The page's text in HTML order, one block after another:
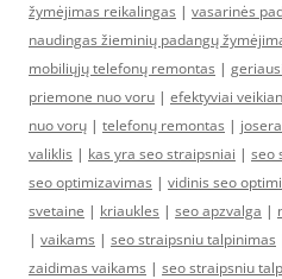
žymėjimas reikalingas | vasarinės
naudingas žieminių padangų
mobiliųjų telefonų remontas |
priemone nuo voru | efektyviai
nuo vorų | telefonų remontas |
valiklis | kas yra seo straipsniai | seo
seo optimizavimas | vidinis seo
svetaine | kriaukles | seo apzvalga |
| vaikams | seo straipsniu talpinimas
zaidimas vaikams | seo straipsniu